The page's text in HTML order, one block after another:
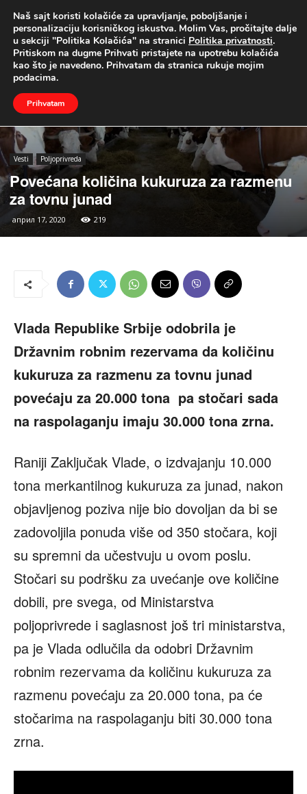
UŽIVO
Naslovna Vesti Poljoprivreda
Vesti Poljoprivreda
Povećana količina kukuruza za razmenu
za tovnu junad
април 17, 2020 219
Vlada Republike Srbije odobrila je
Državnim robnim rezervama da količinu
kukuruza za razmenu za tovnu junad
povećaju za 20.000 tona pa stočari sada
na raspolaganju imaju 30.000 tona zrna.
Raniji Zaključak Vlade, o izdvajanju 10.000
tona merkantilnog kukuruza za junad, nakon
objavljenog poziva nije bio dovoljan da bi se
zadovoljila ponuda više od 350 stočara, koji
su spremni da učestvuju u ovom poslu.
Stočari su podršku za uvećanje ove količine
dobili, pre svega, od Ministarstva
poljoprivrede i saglasnost još tri ministarstva,
pa je Vlada odlučila da odobri Državnim
robnim rezervama da količinu kukuruza za
razmenu povećaju za 20.000 tona, pa će
stočarima na raspolaganju biti 30.000 tona
zrna.
Naš sajt koristi kolačiće za upravljanje, poboljšanje i
personalizaciju korisničkog iskustva. Molim Vas, pročitajte dalje
u sekciji "Politika Kolačića" na stranici Politika privatnosti.
Pritiskom na dugme Prihvati pristajete na upotrebu kolačića
kao što je navedeno. Prihvatam da stranica rukuje mojim
podacima.
Prihvatam